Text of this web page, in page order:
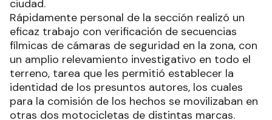
ciudad.
Rápidamente personal de la sección realizó un
eficaz trabajo con verificación de secuencias
fílmicas de cámaras de seguridad en la zona, con
un amplio relevamiento investigativo en todo el
terreno, tarea que les permitió establecer la
identidad de los presuntos autores, los cuales
para la comisión de los hechos se movilizaban en
otras dos motocicletas de distintas marcas.